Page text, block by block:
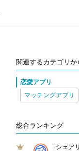
関連するカテゴリ
恋愛アプリ
マッチングアプリ
総合ランキング
iシェア